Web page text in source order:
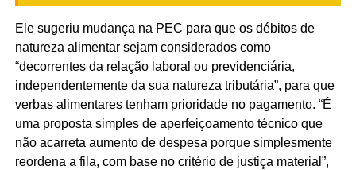
Ele sugeriu mudança na PEC para que os débitos de
natureza alimentar sejam considerados como
“decorrentes da relação laboral ou previdenciária,
independentemente da sua natureza tributária”, para que
verbas alimentares tenham prioridade no pagamento. “É
uma proposta simples de aperfeiçoamento técnico que
não acarreta aumento de despesa porque simplesmente
reordena a fila, com base no critério de justiça material”,